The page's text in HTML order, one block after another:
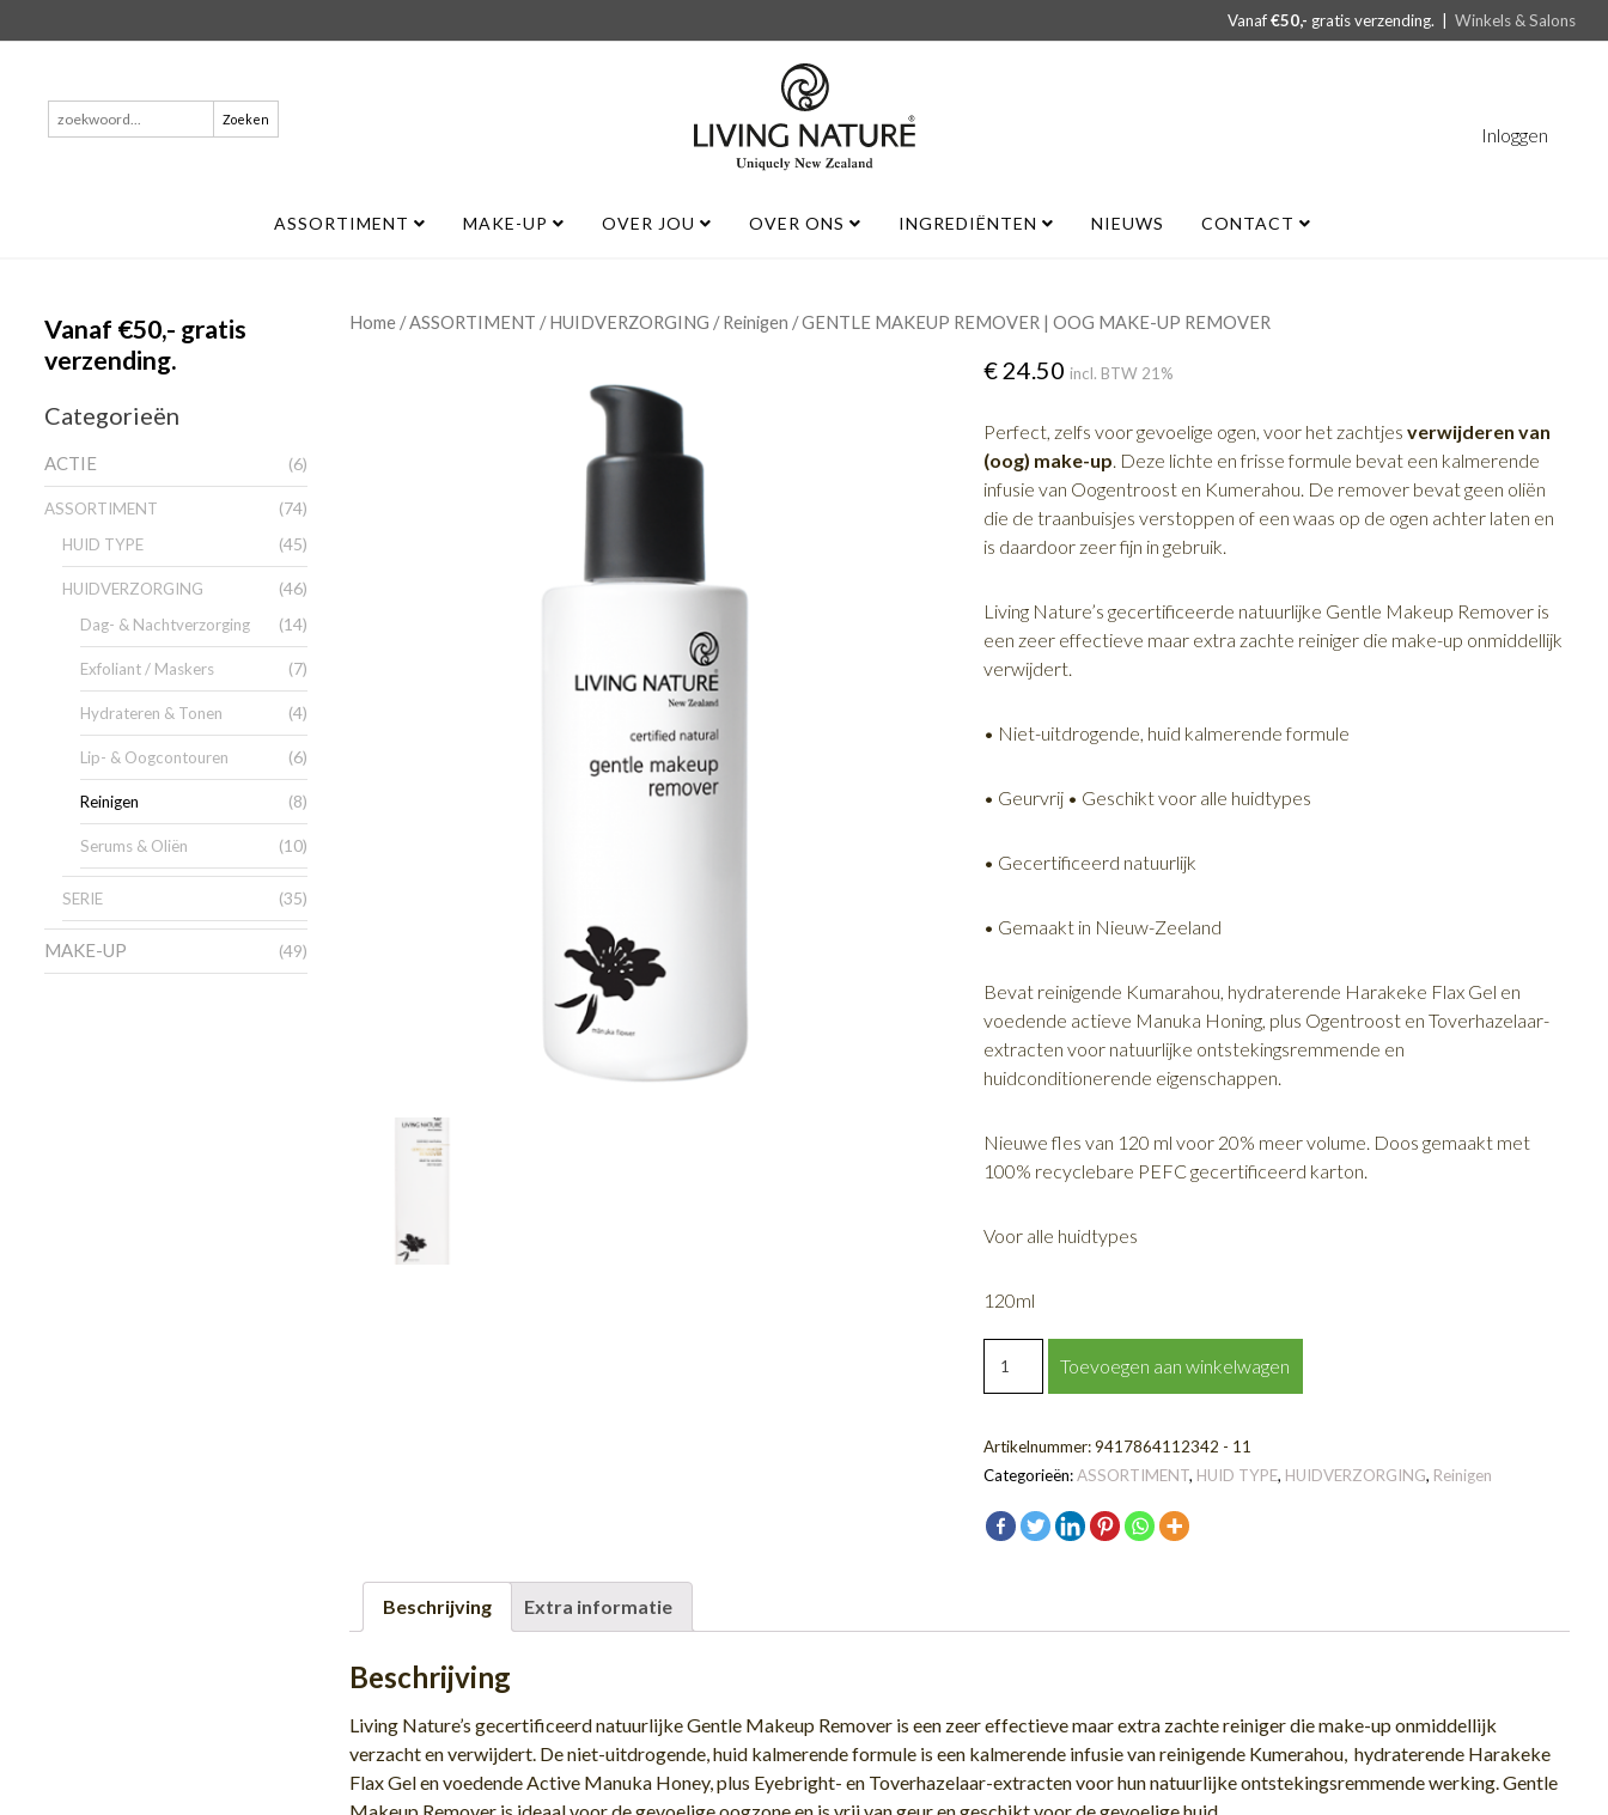
Vanaf€50,- gratis verzending. |Winkels & Salons
Inloggen
Zoeken
naar:
ASSORTIMENT MAKE-UP OVER JOU OVER ONS INGREDIËNTEN NIEUWS CONTACT
Vanaf €50,- gratis
verzending.
Categorieën
ACTIE (6)
ASSORTIMENT (74)
HUID TYPE (45)
HUIDVERZORGING (46)
Dag- & Nachtverzorging (14)
Exfoliant / Maskers (7)
Hydrateren & Tonen (4)
Lip- & Oogcontouren (6)
Reinigen (8)
Serums & Oliën (10)
SERIE (35)
MAKE-UP (49)
Home /ASSORTIMENT /HUIDVERZORGING /Reinigen / GENTLE MAKEUP REMOVER | OOG MAKE-UP REMOVER
€ 24.50 incl. BTW 21%
Perfect, zelfs voor gevoelige ogen, voor het zachtjesverwijderen van
(oog) make-up . Deze lichte en frisse formule bevat een kalmerende
infusie van Oogentroost en Kumerahou. De remover bevat geen oliën
die de traanbuisjes verstoppen of een waas op de ogen achter laten en
is daardoor zeer fijn in gebruik.
Living Nature’s gecertificeerde natuurlijke Gentle Makeup Remover is
een zeer effectieve maar extra zachte reiniger die make-up onmiddellijk
verwijdert.
• Niet-uitdrogende, huid kalmerende formule
• Geurvrij • Geschikt voor alle huidtypes
• Gecertificeerd natuurlijk
• Gemaakt in Nieuw-Zeeland
Bevat reinigende Kumarahou, hydraterende Harakeke Flax Gel en
voedende actieve Manuka Honing, plus Ogentroost en Toverhazelaar-
extracten voor natuurlijke ontstekingsremmende en
huidconditionerende eigenschappen.
Nieuwe fles van 120 ml voor 20% meer volume. Doos gemaakt met
100% recyclebare PEFC gecertificeerd karton.
Voor alle huidtypes
120ml
MAKEUP
|
OOG
UP
Toevoegen aan winkelwagen
Artikelnummer:9417864112342 - 11
Categorieën:ASSORTIMENT, HUID TYPE, HUIDVERZORGING, Reinigen
Beschrijving Extra informatie
Beschrijving
Living Nature’s gecertificeerd natuurlijke Gentle Makeup Remover is een zeer effectieve maar extra zachte reiniger die make-up onmiddellijk
verzacht en verwijdert. De niet-uitdrogende, huid kalmerende formule is een kalmerende infusie van reinigende Kumerahou, hydraterende Harakeke
Flax Gel en voedende Active Manuka Honey, plus Eyebright- en Toverhazelaar-extracten voor hun natuurlijke ontstekingsremmende werking. Gentle
Makeup Remover is ideaal voor de gevoelige oogzone en is vrij van geur en geschikt voor de gevoelige huid.